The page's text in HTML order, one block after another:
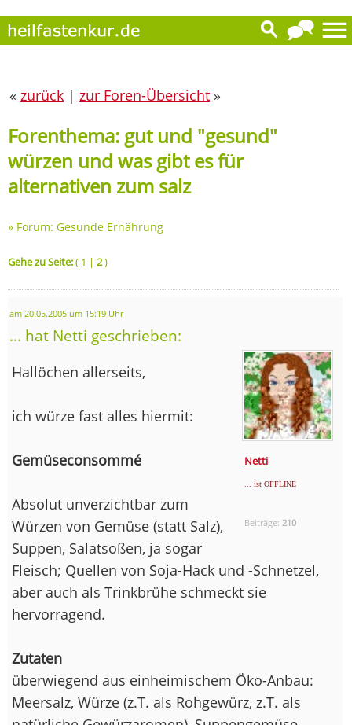
« zurück | zur Foren-Übersicht »
Forenthema: gut und "gesund"
würzen und was gibt es für
alternativen zum salz
» Forum: Gesunde Ernährung
Gehe zu Seite:( 1 | 2)
am 20.05.2005 um 15:19 Uhr
... hat Netti geschrieben:
Netti
... ist OFFLINE
Beiträge: 210
Hallöchen allerseits,
ich würze fast alles hiermit:
Gemüseconsommé
Absolut unverzichtbar zum
Würzen von Gemüse (statt Salz),
Suppen, Salatsoßen, ja sogar
Fleisch; Quellen von Soja-Hack und -Schnetzel,
aber auch als Trinkbrühe schmeckt sie
hervorragend.
Zutaten
überwiegend aus einheimischem Öko-Anbau:
Meersalz, Würze (z.T. als Rohgewürz, z.T. als